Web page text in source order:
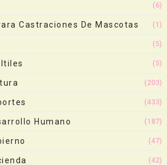
(6)
Castraciones De Mascotas (1)
(5)
(5)
(203)
(433)
Humano (187)
(47)
(42)